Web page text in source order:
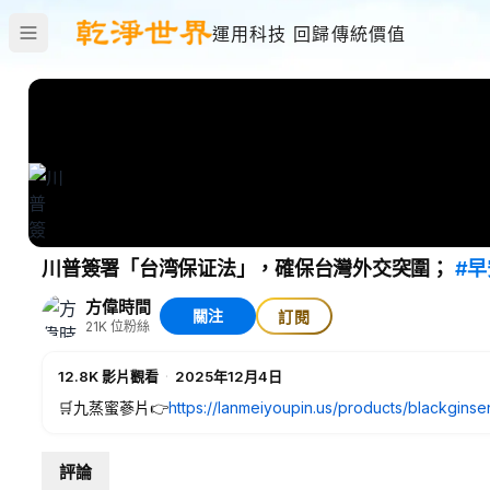
運用科技 回歸傳統價值
川普簽署「台湾保证法」，確保台灣外交突圍； #早
方偉時間
21K 位粉絲
關注 訂閱
12.8K影片觀看 · 2025年12月4日
🛒九蒸蜜蔘片👉https://lanmeiyoupin.us/products/
🎁輸入優惠碼：【FANGWEI】，結帳時專享85折優惠！
評論